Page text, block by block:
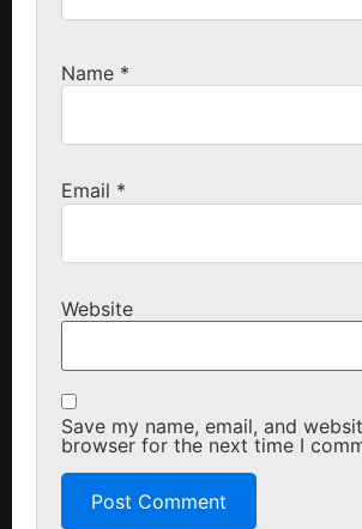
Name *
Email *
Website
Save my name, email, and
browser for the next time I